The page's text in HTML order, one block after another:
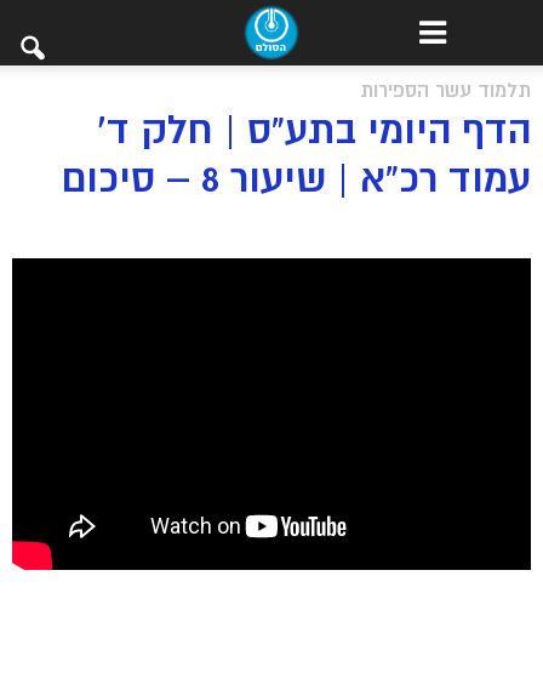
תלמוד עשר הספירות
הדף היומי בתע”ס | חלק ד’
עמוד רכ”א | שיעור 8 – סיכום